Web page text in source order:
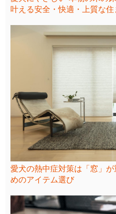
叶える安全・快適・上質な住
愛犬の熱中症対策は「窓」
めのアイテム選び